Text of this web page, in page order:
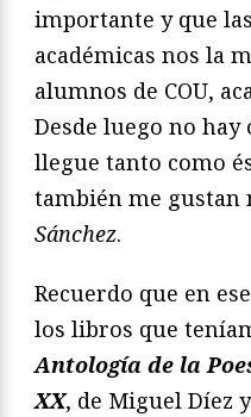
importante y que
académicas nos la
alumnos de COU,
Desde luego no
llegue tanto como
también me gustan
Sánchez.
Recuerdo que en
los libros que
Antología de la
XX, de Miguel Díez